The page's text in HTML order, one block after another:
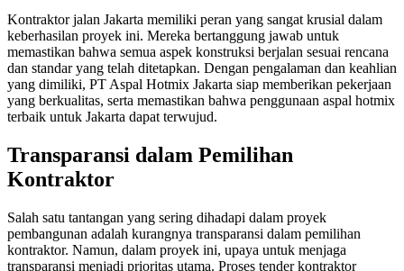
Kontraktor jalan Jakarta memiliki peran yang sangat krusial dalam
keberhasilan proyek ini. Mereka bertanggung jawab untuk
memastikan bahwa semua aspek konstruksi berjalan sesuai rencana
dan standar yang telah ditetapkan. Dengan pengalaman dan keahlian
yang dimiliki, PT Aspal Hotmix Jakarta siap memberikan pekerjaan
yang berkualitas, serta memastikan bahwa penggunaan aspal hotmix
terbaik untuk Jakarta dapat terwujud.
Transparansi dalam Pemilihan
Kontraktor
Salah satu tantangan yang sering dihadapi dalam proyek
pembangunan adalah kurangnya transparansi dalam pemilihan
kontraktor. Namun, dalam proyek ini, upaya untuk menjaga
transparansi menjadi prioritas utama. Proses tender kontraktor